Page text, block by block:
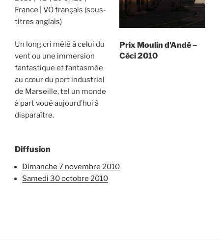
France
VO français (sous-
titres anglais)
Un long cri mêlé à celui du
vent ou une immersion
fantastique et fantasmée
au cœur du port industriel
de Marseille, tel un monde
à part voué aujourd’hui à
disparaître.
Prix Moulin d'Andé –
Céci 2010
Diffusion
dimanche 7 novembre 2010
samedi 30 octobre 2010